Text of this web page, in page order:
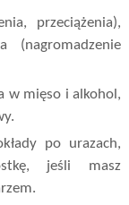
przeciążenia),
(nagromadzenie
w mięso i alkohol,
po urazach,
jeśli masz